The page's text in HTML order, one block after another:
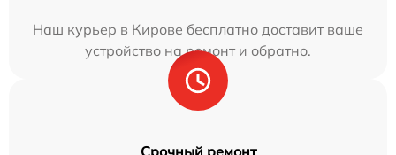
Наш курьер в Кирове бесплатно доставит ваше
устройство на ремонт и обратно.
Срочный ремонт